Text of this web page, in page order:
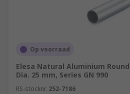
Op voorraad
Elesa Natural Aluminium
Dia. 25 mm, Series GN 990
RS-stocknr. 252-7186